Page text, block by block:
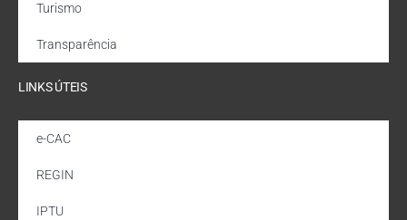
Turismo
Transparência
LINKS ÚTEIS
e-CAC
REGIN
IPTU